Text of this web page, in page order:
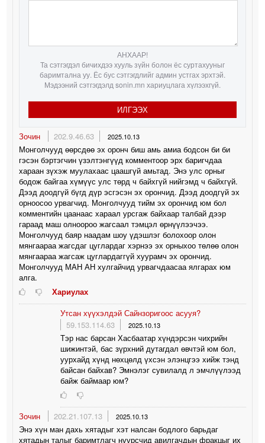
АНХААР!
Та сэтгэгдэл бичихдээ хууль зүйн болон ёс суртахууныг
баримтална уу. Ёс бус сэтгэгдлийг админ устгах эрхтэй.
Мэдээний сэтгэгдэлд sonin.mn хариуцлага хүлээхгүй.
ИЛГЭЭХ
Зочин 202.9.46.63 2025.10.13
Монголчууд өөрсдөө эх оронч биш амь амиа бодсон би би
гэсэн бэртэгчин үзэлтэнгүүд комментоор эрх баригчдаа
хараан зүхэж муулахаас цаашгүй амьтад. Энэ улс орныг
бодож байгаа хүмүүс улс төрд ч байхгүй нийгэмд ч байхгүй.
Дээд доодгүй бүгд дүр эсгэсэн эх орончид. Дээд доодгүй эх
орноосоо урвагчид. Монголчууд тийм эх орончид юм бол
комментийн цаанаас хараал урсгаж байхаар талбай дээр
гараад маш олноороо жагсаал тэмцэл өрнүүлээчээ.
Монголчууд баяр наадам шоу үдэшлэг болохоор олон
мянгаараа жагсдаг цуглардаг хэрнээ эх орныхоо төлөө олон
мянгаараа жагсаж цуглардаггүй хуурамч эх орончид.
Монголчууд МАН АН хулгайчид урвагчдаасаа ялгарах юм
алга.
Хариулах
Утсан хүүхэлдэй Сайнзоригоос асууя?
59.153.114.63
2025.10.13
Тэр нас барсан Хасбаатар хүндэрсэн чихрийн
шижинтэй, бас зүрхний дутагдал өвчтэй юм бол,
уурхайд хүнд нөхцөлд үхсэн элэнцгээ хийж тэнд
байсан байхав? Эмнэлэг сувилалд л эмчлүүлээд
байж баймаар юм?
Зочин 202.21.107.13 2025.10.13
Энэ хүн ман дахь хятадыг хэт налсан бодлого барьдаг
хятадын талыг баримтлагч нүүрсчид авилгачдын фракцыг их